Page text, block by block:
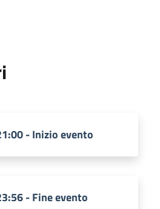
- Inizio evento
- Fine evento